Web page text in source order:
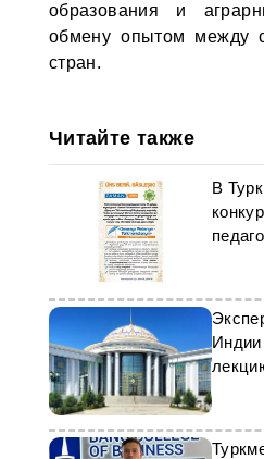
образования и
обмену опытом между
стран.
Читайте также
В